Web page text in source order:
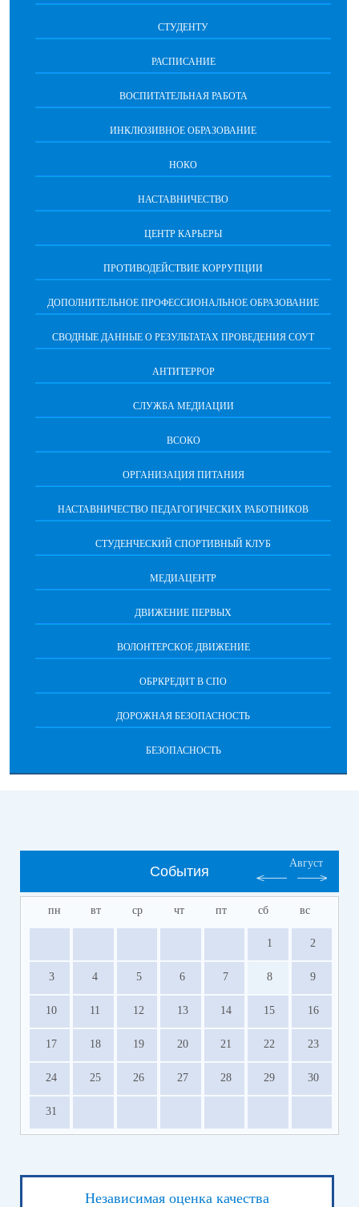
СТУДЕНТУ
РАСПИСАНИЕ
ВОСПИТАТЕЛЬНАЯ РАБОТА
ИНКЛЮЗИВНОЕ ОБРАЗОВАНИЕ
НОКО
НАСТАВНИЧЕСТВО
ЦЕНТР КАРЬЕРЫ
ПРОТИВОДЕЙСТВИЕ КОРРУПЦИИ
ДОПОЛНИТЕЛЬНОЕ ПРОФЕССИОНАЛЬНОЕ ОБРАЗОВАНИЕ
СВОДНЫЕ ДАННЫЕ О РЕЗУЛЬТАТАХ ПРОВЕДЕНИЯ СОУТ
АНТИТЕРРОР
СЛУЖБА МЕДИАЦИИ
ВСОКО
ОРГАНИЗАЦИЯ ПИТАНИЯ
НАСТАВНИЧЕСТВО ПЕДАГОГИЧЕСКИХ РАБОТНИКОВ
СТУДЕНЧЕСКИЙ СПОРТИВНЫЙ КЛУБ
МЕДИАЦЕНТР
ДВИЖЕНИЕ ПЕРВЫХ
ВОЛОНТЕРСКОЕ ДВИЖЕНИЕ
ОБРКРЕДИТ В СПО
ДОРОЖНАЯ БЕЗОПАСНОСТЬ
БЕЗОПАСНОСТЬ
События
Август
пн вт ср чт пт сб вс
1 2
3 4 5 6 7 8 9
10 11 12 13 14 15 16
17 18 19 20 21 22 23
24 25 26 27 28 29 30
31
Независимая оценка качества